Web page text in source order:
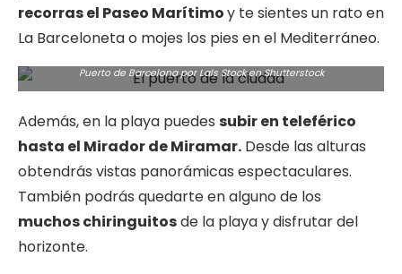
recorras el Paseo Marítimoy te sientes un rato en
La Barceloneta o mojes los pies en el Mediterráneo.
Puerto de Barcelona por Lals Stock enShutterstock
Además, en la playa puedes subir en teleférico
hasta el Mirador de Miramar. Desde las alturas
obtendrás vistas panorámicas espectaculares.
También podrás quedarte en alguno de los
muchos chiringuitosde la playa y disfrutar del
horizonte.